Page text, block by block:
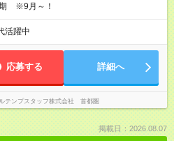
※9月～！
活躍中
応募する 詳細へ
テンプスタッフ株式会社 首都圏
掲載日：2026.08.07